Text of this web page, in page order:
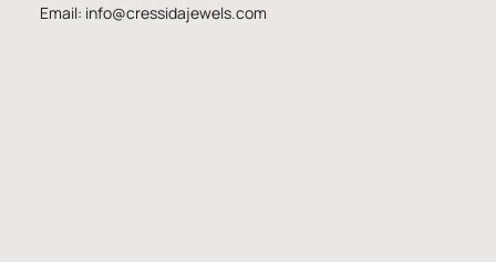
Email: info@cressidajewels.com